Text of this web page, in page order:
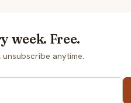
week. Free.
anytime.